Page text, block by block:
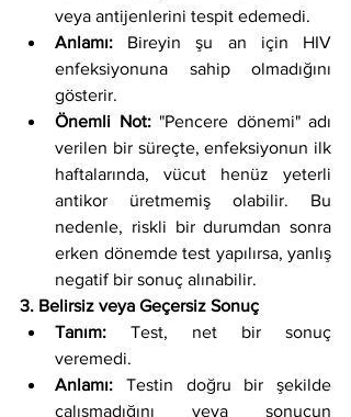
veya antijenlerini tespit edemedi.
Anlamı: Bireyin şu an için HIV
enfeksiyonuna sahip olmadığını
gösterir.
Önemli Not: "Pencere dönemi" adı
verilen bir süreçte, enfeksiyonun ilk
haftalarında, vücut henüz yeterli
antikor üretmemiş olabilir. Bu
nedenle, riskli bir durumdan sonra
erken dönemde test yapılırsa, yanlış
negatif bir sonuç alınabilir.
3. Belirsiz veya Geçersiz Sonuç
Tanım: Test, net bir sonuç
veremedi.
Anlamı: Testin doğru bir şekilde
çalışmadığını veya sonucun